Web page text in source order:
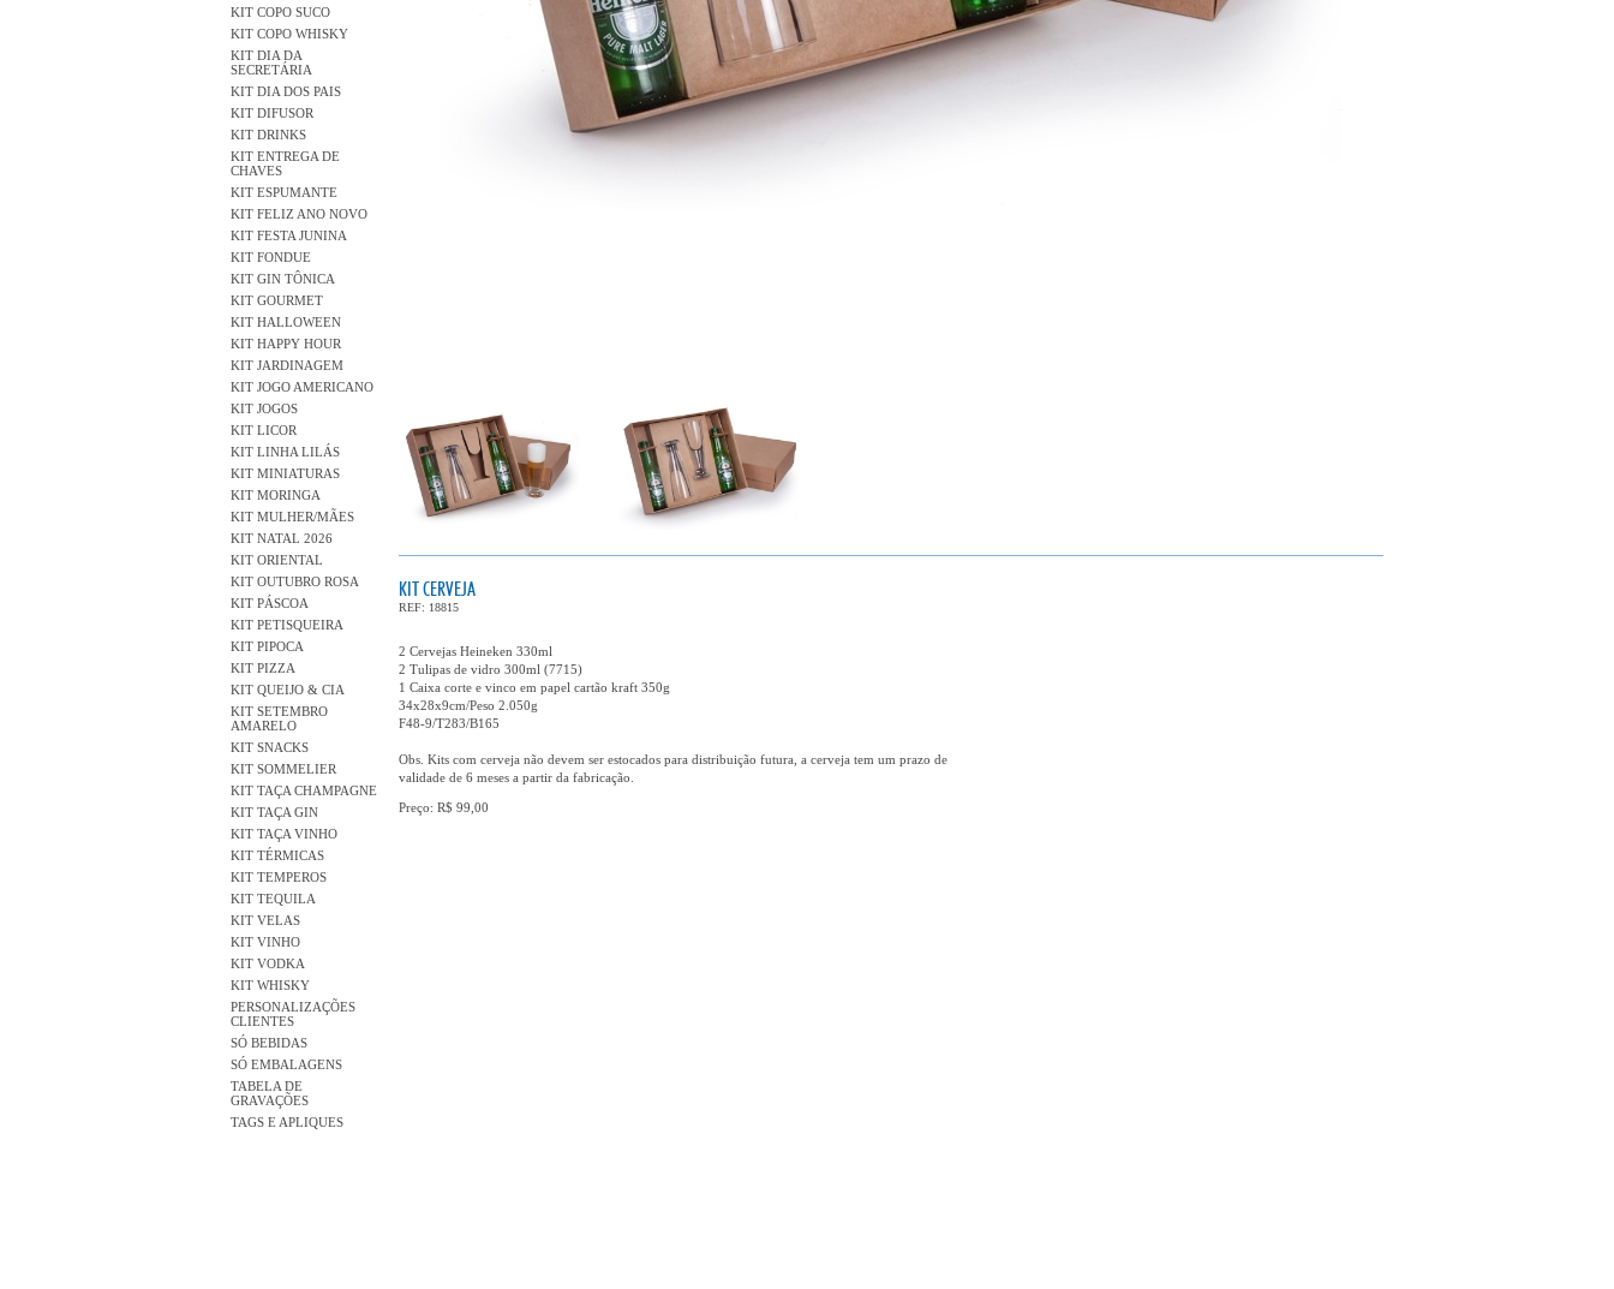
KIT COPO SUCO
KIT COPO WHISKY
KIT DIA DA
SECRETÁRIA
KIT DIA DOS PAIS
KIT DIFUSOR
KIT DRINKS
KIT ENTREGA DE
CHAVES
KIT ESPUMANTE
KIT FELIZ ANO NOVO
KIT FESTA JUNINA
KIT FONDUE
KIT GIN TÔNICA
KIT GOURMET
KIT HALLOWEEN
KIT HAPPY HOUR
KIT JARDINAGEM
KIT JOGO AMERICANO
KIT JOGOS
KIT LICOR
KIT LINHA LILÁS
KIT MINIATURAS
KIT MORINGA
KIT MULHER/MÃES
KIT NATAL 2026
KIT ORIENTAL
KIT OUTUBRO ROSA
KIT PÁSCOA
KIT PETISQUEIRA
KIT PIPOCA
KIT PIZZA
KIT QUEIJO & CIA
KIT SETEMBRO
AMARELO
KIT SNACKS
KIT SOMMELIER
KIT TAÇA CHAMPAGNE
KIT TAÇA GIN
KIT TAÇA VINHO
KIT TÉRMICAS
KIT TEMPEROS
KIT TEQUILA
KIT VELAS
KIT VINHO
KIT VODKA
KIT WHISKY
PERSONALIZAÇÕES
CLIENTES
SÓ BEBIDAS
SÓ EMBALAGENS
TABELA DE
GRAVAÇÕES
TAGS E APLIQUES
KIT CERVEJA
REF: 18815
2 Cervejas Heineken 330ml
2 Tulipas de vidro 300ml (7715)
1 Caixa corte e vinco em papel cartão kraft 350g
34x28x9cm/Peso 2.050g
F48-9/T283/B165
Obs. Kits com cerveja não devem ser estocados para distribuição futura, a cerveja tem um prazo de
validade de 6 meses a partir da fabricação.
Preço: R$ 99,00